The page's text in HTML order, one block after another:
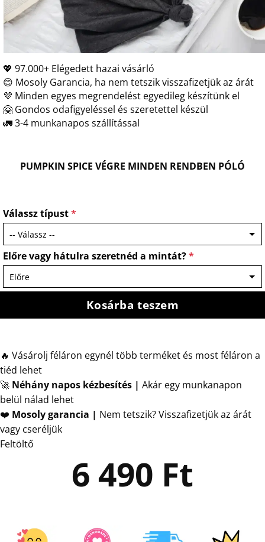
💖 97.000+ Elégedett hazai vásárló
😊 Mosoly Garancia, ha nem tetszik visszafizetjük az árát
💜 Minden egyes megrendelést egyedileg készítünk el
🤗 Gondos odafigyeléssel és szeretettel készül
🚛 3-4 munkanapos szállítással
PUMPKIN SPICE VÉGRE MINDEN RENDBEN PÓLÓ
Válassz típust*
Előre vagy hátulra szeretnéd a mintát?*
Kosárba teszem
🔥 Vásárolj féláron egynél több terméket és most féláron a
tiéd lehet
🚀 Néhány napos kézbesítés | Akár egy munkanapon
belül nálad lehet
❤️ Mosoly garancia | Nem tetszik? Visszafizetjük az árát
vagy cseréljük
Feltöltő
6 490 Ft